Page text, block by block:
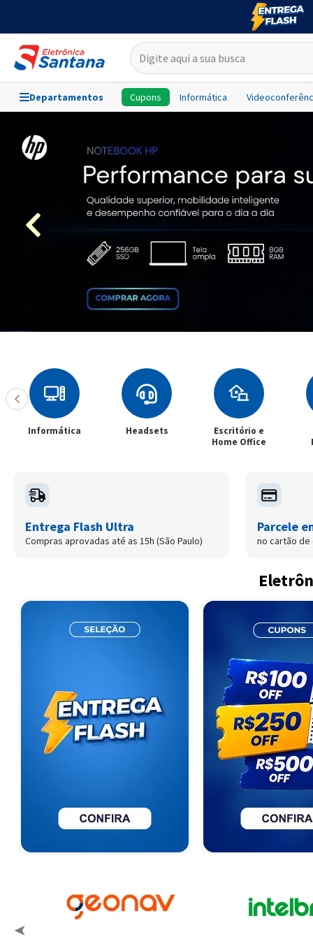
Departamentos Cupons Informática
Headsets
Escritório e
Filtros e
Películas
Entrega Flash Ultra
Compras aprovadas até as 15h (São Paulo)
Parcele
no cartão